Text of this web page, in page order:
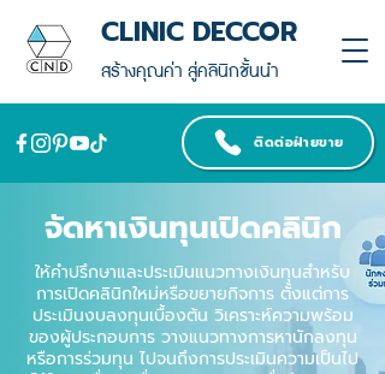
สร้างคุณค่า สู่คลินิกชั้นนำ
CLINIC DECCOR
ติดต่อฝ่ายขาย
จัดหาเงินทุนเปิดคลินิก
ให้คำปรึกษาและประเมินแนวทางเงินทุนสำหรับ
การเปิดคลินิกใหม่หรือขยายกิจการ ตั้งแต่การ
ประเมินงบลงทุนเบื้องต้น วิเคราะห์ความพร้อม
ของผู้ประกอบการ วางแนวทางการหานักลงทุน
หรือการร่วมทุน ไปจนถึงการประเมินความเป็นไป